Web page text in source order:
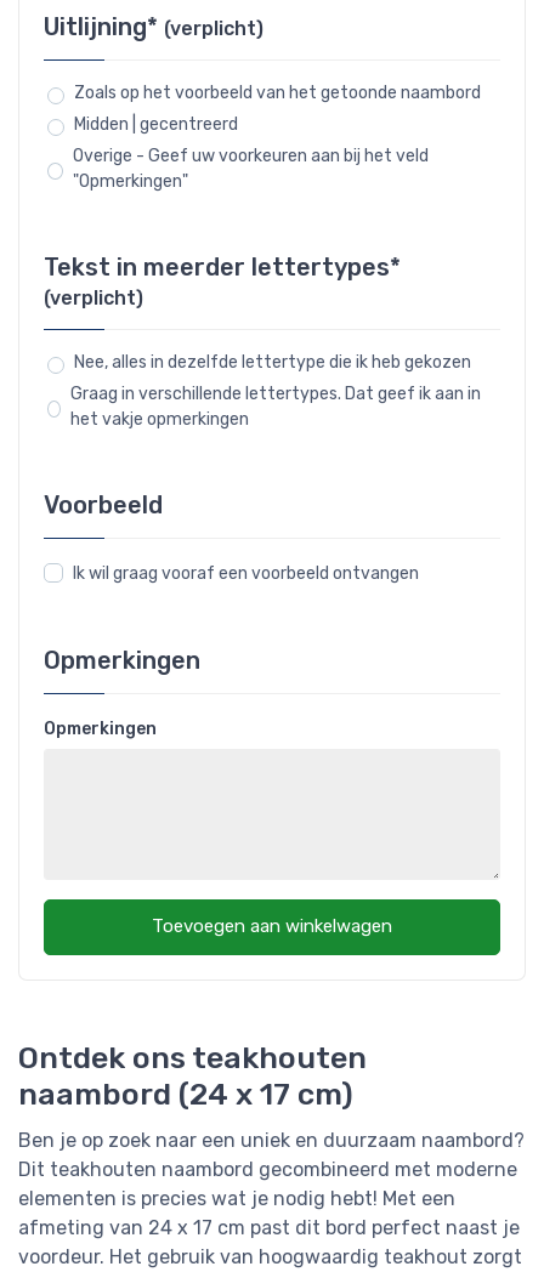
Ontdek ons teakhouten
naambord (24 x 17 cm)
Ben je op zoek naar een uniek en duurzaam naambord?
Dit teakhouten naambord gecombineerd met moderne
elementen is precies wat je nodig hebt! Met een
afmeting van 24 x 17 cm past dit bord perfect naast je
voordeur. Het gebruik van hoogwaardig teakhout zorgt
Uitlijning* (verplicht)
Zoals op het voorbeeld van het getoonde naambord
Midden | gecentreerd
Overige - Geef uw voorkeuren aan bij het veld
"Opmerkingen"
Tekst in meerder lettertypes*
(verplicht)
Nee, alles in dezelfde lettertype die ik heb gekozen
Graag in verschillende lettertypes. Dat geef ik aan in
het vakje opmerkingen
Voorbeeld
Ik wil graag vooraf een voorbeeld ontvangen
Opmerkingen
Opmerkingen
Toevoegen aan winkelwagen